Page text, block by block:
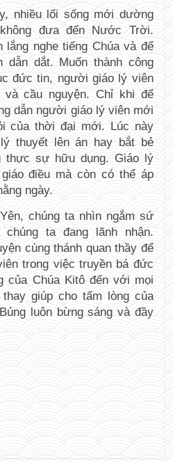
nhiều lối sống mới dường
đưa đến Nước Trời.
nghe tiếng Chúa và để
dẫn dắt. Muốn thành công
đức tin, người giáo lý viên
cầu nguyện. Chỉ khi để
dẫn người giáo lý viên mới
của thời đại mới. Lúc này
thuyết lên án hay bắt bẻ
thực sự hữu dụng. Giáo lý
điều mà còn có thể áp
ngày.
chúng ta nhìn ngắm sứ
chúng ta đang lãnh nhận.
cùng thánh quan thầy để
trong việc truyền bá đức
của Chúa Kitô đến với mọi
giúp cho tấm lòng của
luôn bừng sáng và đầy